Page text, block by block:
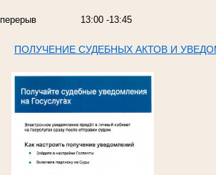
перерыв 13:00 -13:45
ПОЛУЧЕНИЕ СУДЕБНЫХ АКТОВ И